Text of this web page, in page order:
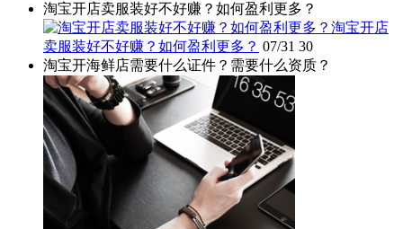
淘宝开店卖服装好不好赚？如何盈利更多？
淘宝开店
卖服装好不好赚？如何盈利更多？ 07/31 30
淘宝开海鲜店需要什么证件？需要什么资质？